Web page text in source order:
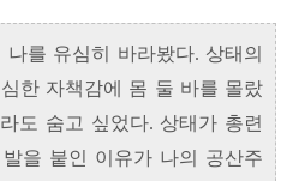
를 유심히 바라봤다. 상태의
한 자책감에 몸 둘 바를 몰랐
도 숨고 싶었다. 상태가 총련
을 붙인 이유가 나의 공산주